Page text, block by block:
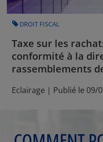
DROIT FISCAL
Taxe sur les
conformité à la
rassemblements
Eclairage | Publié le 09/